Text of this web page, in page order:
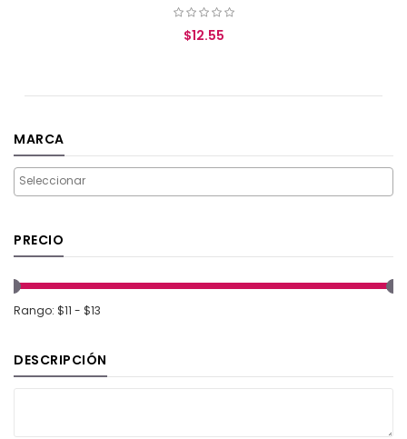
$12.55
MARCA
PRECIO
Rango: $11 - $13
DESCRIPCIÓN